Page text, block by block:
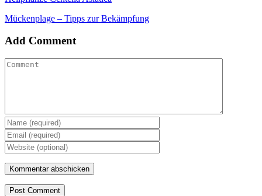
Mückenplage – Tipps zur Bekämpfung
Add Comment
Post Comment